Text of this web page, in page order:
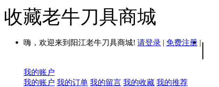
收藏老牛刀具商城
嗨，欢迎来到阳江老牛刀具商城! 请登录 | 免费注册 | |
我的账户
我的账户 我的订单 我的留言 我的收藏 我的推荐